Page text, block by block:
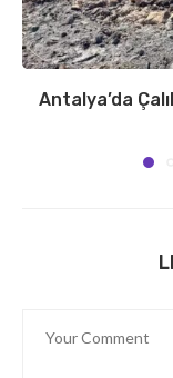
Antalya’da